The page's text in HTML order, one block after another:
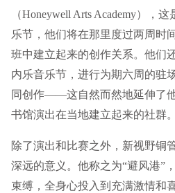
（Honeywell Arts Academy），
乐节，他们将在那里度过两周时
班中建立起来的创作关系。他们
内乐音乐节，进行为期六周的驻
同创作——这自然而然地延伸了
书馆演出在当地建立起来的社群。
除了演出和比赛之外，新视野铜
深远的意义。他称之为“避风港”
束缚，全身心投入到充满激情和